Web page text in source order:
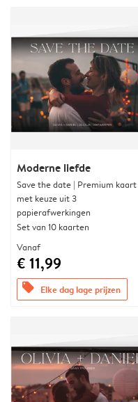
Moderne liefde
Save the date | Premium kaart
met keuze uit 3
papierafwerkingen
Set van 10 kaarten
Vanaf
€ 11,99
offers Elke dag lage prijzen